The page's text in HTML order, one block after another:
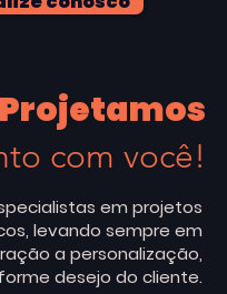
Projetamos
com você!
em projetos
levando sempre em
a personalização,
desejo do cliente.